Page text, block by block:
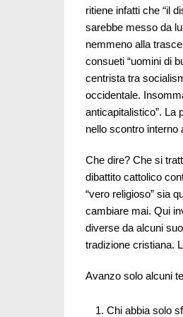
ritiene infatti che “il
sarebbe messo da
nemmeno alla
consueti “uomini di
centrista tra
occidentale.
anticapitalistico”. La
nello scontro interno
Che dire? Che si
dibattito cattolico
“vero religioso” sia
cambiare mai. Qui
diverse da alcuni
tradizione cristiana.
Avanzo solo alcuni
Chi abbia solo